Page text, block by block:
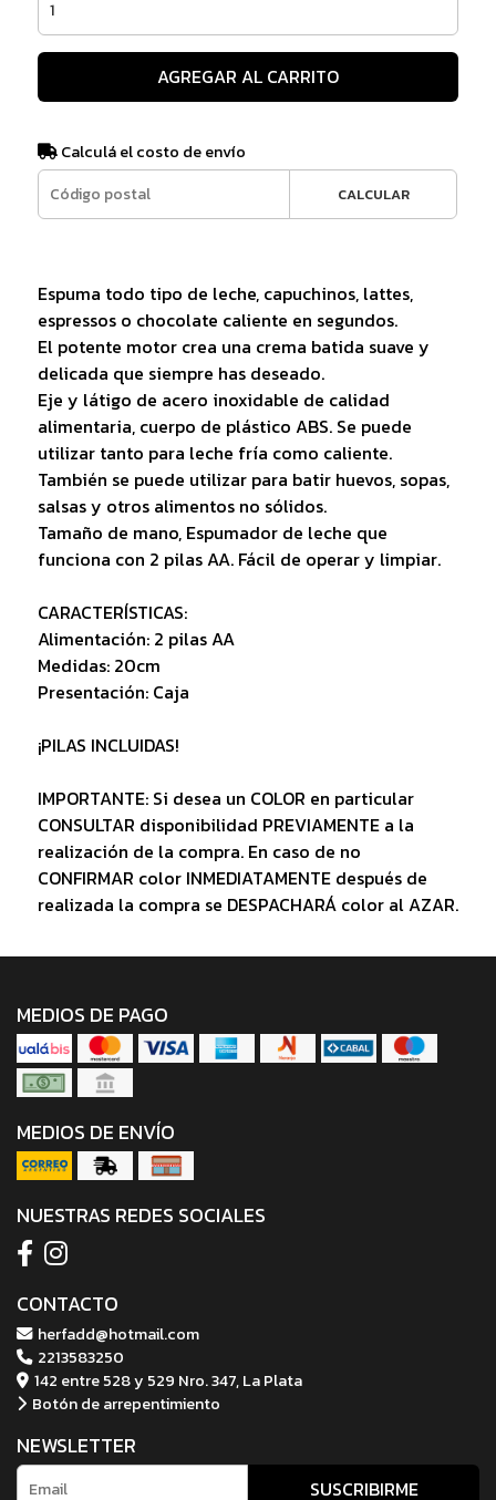
AGREGAR AL CARRITO
Calculá el costo de envío
CALCULAR
Espuma todo tipo de leche, capuchinos, lattes,
espressos o chocolate caliente en segundos.
El potente motor crea una crema batida suave y
delicada que siempre has deseado.
Eje y látigo de acero inoxidable de calidad
alimentaria, cuerpo de plástico ABS. Se puede
utilizar tanto para leche fría como caliente.
También se puede utilizar para batir huevos, sopas,
salsas y otros alimentos no sólidos.
Tamaño de mano, Espumador de leche que
funciona con 2 pilas AA. Fácil de operar y limpiar.
CARACTERÍSTICAS:
Alimentación: 2 pilas AA
Medidas: 20cm
Presentación: Caja
¡PILAS INCLUIDAS!
IMPORTANTE: Si desea un COLOR en particular
CONSULTAR disponibilidad PREVIAMENTE a la
realización de la compra. En caso de no
CONFIRMAR color INMEDIATAMENTE después de
realizada la compra se DESPACHARÁ color al AZAR.
MEDIOS DE PAGO
MEDIOS DE ENVÍO
NUESTRAS REDES SOCIALES
CONTACTO
herfadd@hotmail.com
2213583250
142 entre 528 y 529 Nro. 347, La Plata
Botón de arrepentimiento
NEWSLETTER
SUSCRIBIRME